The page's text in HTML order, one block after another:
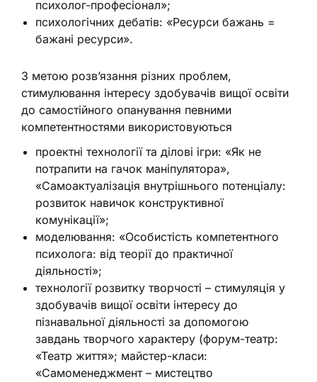
психолог-професіонал»;
психологічних дебатів: «Ресурси бажань =
бажані ресурси».
З метою розв’язання різних проблем,
стимулювання інтересу здобувачів вищої освіти
до самостійного опанування певними
компетентностями використовуються
проектні технології та ділові ігри: «Як не
потрапити на гачок маніпулятора»,
«Самоактуалізація внутрішнього потенціалу:
розвиток навичок конструктивної
комунікації»;
моделювання: «Особистість компетентного
психолога: від теорії до практичної
діяльності»;
технології розвитку творчості – стимуляція у
здобувачів вищої освіти інтересу до
пізнавальної діяльності за допомогою
завдань творчого характеру (форум-театр:
«Театр життя»; майстер-класи:
«Самоменеджмент – мистецтво